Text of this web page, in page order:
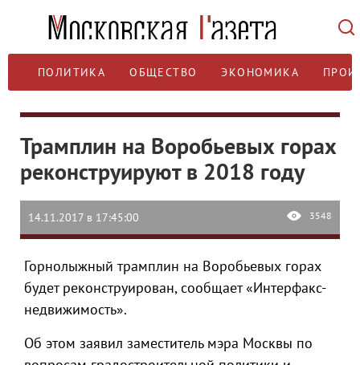
ПОЛИТИКА ОБЩЕСТВО ЭКОНОМИКА
Трамплин на Воробьевых горах
реконструируют в 2018 году
14.11.2017 в 17:45:00 3548
Горнолыжный трамплин на Воробьевых горах
будет реконструирован, сообщает «Интерфакс-
недвижимость».
Об этом заявил заместитель мэра Москвы по